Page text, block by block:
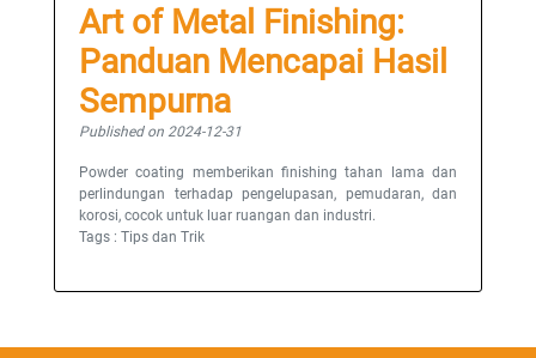
Art of Metal Finishing:
Panduan Mencapai Hasil
Sempurna
Published on 2024-12-31
Powder coating memberikan finishing tahan lama dan
perlindungan terhadap pengelupasan, pemudaran, dan
korosi, cocok untuk luar ruangan dan industri.
Tags : Tips dan Trik